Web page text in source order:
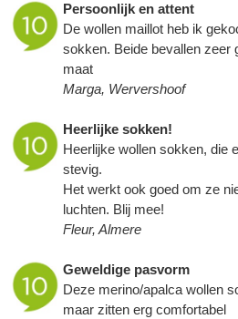
Persoonlijk en attent
De wollen maillot heb ik
sokken. Beide bevallen zeer
maat
Marga, Wervershoof
Heerlijke sokken!
Heerlijke wollen sokken, die
stevig.
Het werkt ook goed om ze
luchten. Blij mee!
Fleur, Almere
Geweldige pasvorm
Deze merino/apalca wollen
maar zitten erg comfortabel